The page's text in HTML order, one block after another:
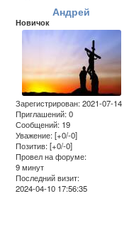
Андрей
Новичок
Зарегистрирован: 2021-07-14
Приглашений:0
Сообщений: 19
Уважение: [+0/-0]
Позитив: [+0/-0]
Провел на форуме:
9 минут
Последний визит:
2024-04-10 17:56:35